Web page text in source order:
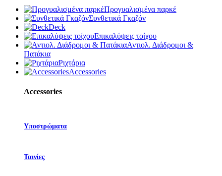
Προγυαλισμένα παρκέ
Συνθετικά Γκαζόν
Deck
Επικαλύψεις τοίχου
Αντιολ. Διάδρομοι &
Πατάκια
Ριχτάρια
Accessories
Accessories
Υποστρώματα
Ταινίες